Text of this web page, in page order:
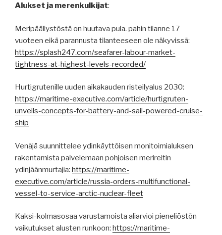
Alukset ja merenkulkijat:
Meripäällystöstä on huutava pula. pahin tilanne 17
vuoteen eikä parannusta tilanteeseen ole näkyvissä:
https://splash247.com/seafarer-labour-market-
tightness-at-highest-levels-recorded/
Hurtigrutenille uuden aikakauden risteilyalus 2030:
https://maritime-executive.com/article/hurtigruten-
unveils-concepts-for-battery-and-sail-powered-cruise-
ship
Venäjä suunnittelee ydinkäyttöisen monitoimialuksen
rakentamista palvelemaan pohjoisen merireitin
ydinjäänmurtajia: https://maritime-
executive.com/article/russia-orders-multifunctional-
vessel-to-service-arctic-nuclear-fleet
Kaksi-kolmasosaa varustamoista aliarvioi pieneliöstön
vaikutukset alusten runkoon: https://maritime-